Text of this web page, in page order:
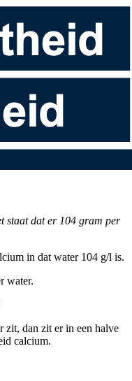
staat dat er 104 gram per
in dat water 104 g/l is.
water.
zit, dan zit er in een halve
calcium.